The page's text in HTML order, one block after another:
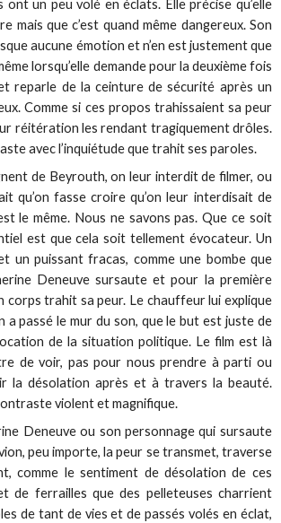
ont un peu volé en éclats. Elle précise qu’elle
mais que c’est quand même dangereux. Son
aucune émotion et n’en est justement que
lorsqu’elle demande pour la deuxième fois
reparle de la ceinture de sécurité après un
Comme si ces propos trahissaient sa peur
réitération les rendant tragiquement drôles.
avec l’inquiétude que trahit ses paroles.
de Beyrouth, on leur interdit de filmer, ou
qu’on fasse croire qu’on leur interdisait de
le même. Nous ne savons pas. Que ce soit
est que cela soit tellement évocateur. Un
un puissant fracas, comme une bombe que
Deneuve sursaute et pour la première
corps trahit sa peur. Le chauffeur lui explique
a passé le mur du son, que le but est juste de
de la situation politique. Le film est là
de voir, pas pour nous prendre à parti ou
la désolation après et à travers la beauté.
violent et magnifique.
Deneuve ou son personnage qui sursaute
peu importe, la peur se transmet, traverse
comme le sentiment de désolation de ces
de ferrailles que des pelleteuses charrient
de tant de vies et de passés volés en éclat,